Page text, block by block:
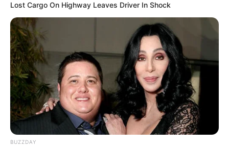
2. Aw… cantiknya bikin silau, deh
Lost Cargo On Highway Leaves Driver In Shock
BUZZDAY